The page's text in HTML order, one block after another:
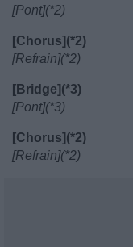
[Pont](*2)
[Chorus](*2)
[Refrain](*2)
[Bridge](*3)
[Pont](*3)
[Chorus](*2)
[Refrain](*2)